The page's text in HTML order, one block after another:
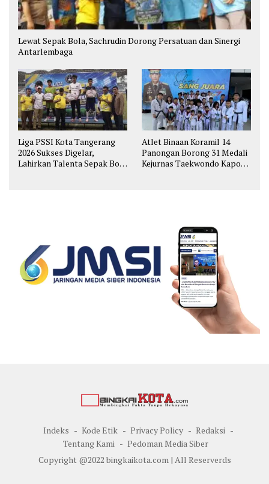
Lewat Sepak Bola, Sachrudin Dorong Persatuan dan Sinergi
Antarlembaga
Liga PSSI Kota Tangerang
2026 Sukses Digelar,
Lahirkan Talenta Sepak Bola
Atlet Binaan Koramil 14
Panongan Borong 31 Medali
Kejurnas Taekwondo Kapolri
Indeks Kode Etik Privacy Policy
Redaksi
Tentang Kami
Pedoman Media Siber
Copyright @2022 bingkaikota.com | All Reserverds